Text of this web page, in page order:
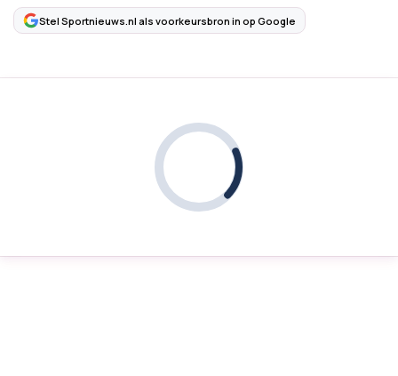
Stel Sportnieuws.nl als voorkeursbron in op Google